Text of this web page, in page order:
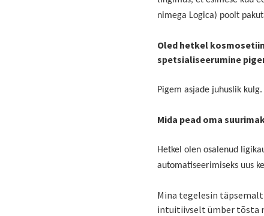
nimega Logica) poolt
Oled hetkel
spetsialiseerumine
Pigem asjade juhuslik
Mida pead oma
Hetkel olen osalenud
automatiseerimiseks uus
Mina tegelesin täpsemalt
intuitiivselt ümber tõsta